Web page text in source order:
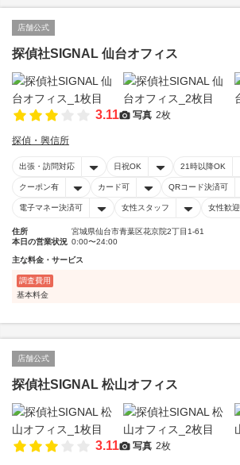
店舗公式
探偵社SIGNAL 仙台オフィス
3.11 写真 2枚
探偵・興信所
出張・訪問対応 日祝OK 21時以降OK
クーポン有 カード可 QRコード決済可
電子マネー決済可 女性スタッフ 女性歓迎
住所
宮城県仙台市青葉区花京院2丁目1-61
本日の営業状況 0:00〜24:00
主な料金・サービス
調査費用
基本料金
店舗公式
探偵社SIGNAL 松山オフィス
3.11 写真 2枚